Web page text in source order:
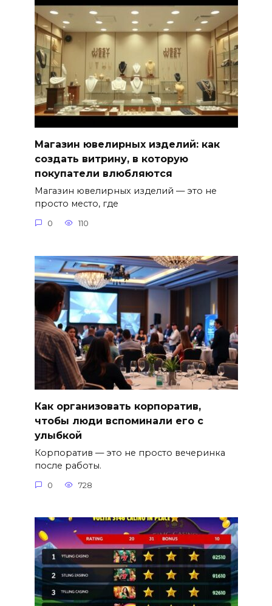
Магазин ювелирных изделий: как
создать витрину, в которую
покупатели влюбляются
Магазин ювелирных изделий — это не
просто место, где
0 110
Как организовать корпоратив,
чтобы люди вспоминали его с
улыбкой
Корпоратив — это не просто вечеринка
после работы.
0 728